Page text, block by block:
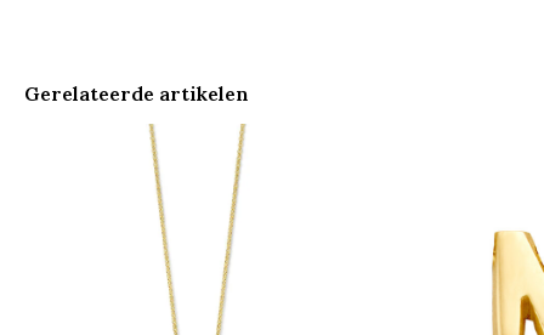
Gerelateerde artikelen